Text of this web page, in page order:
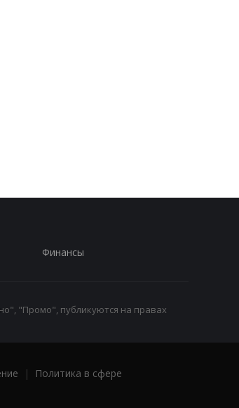
Финансы
"Промо", публикуются на правах
|
Политика в сфере